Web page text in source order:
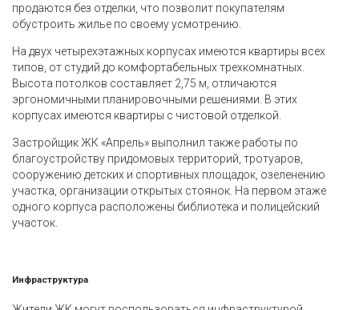
продаются без отделки, что позволит покупателям
обустроить жилье по своему усмотрению.
На двух четырехэтажных корпусах имеются квартиры всех
типов, от студий до комфортабельных трехкомнатных.
Высота потолков составляет 2,75 м, отличаются
эргономичными планировочными решениями. В этих
корпусах имеются квартиры с чистовой отделкой.
Застройщик ЖК «Апрель» выполнил также работы по
благоустройству придомовых территорий, тротуаров,
сооружению детских и спортивных площадок, озеленению
участка, организации открытых стоянок. На первом этаже
одного корпуса расположены библиотека и полицейский
участок.
Инфраструктура